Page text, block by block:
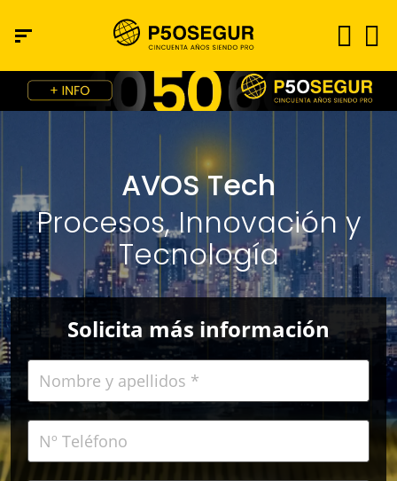
AVOS Tech​
Procesos, Innovación y
Tecnología
Solicita más información